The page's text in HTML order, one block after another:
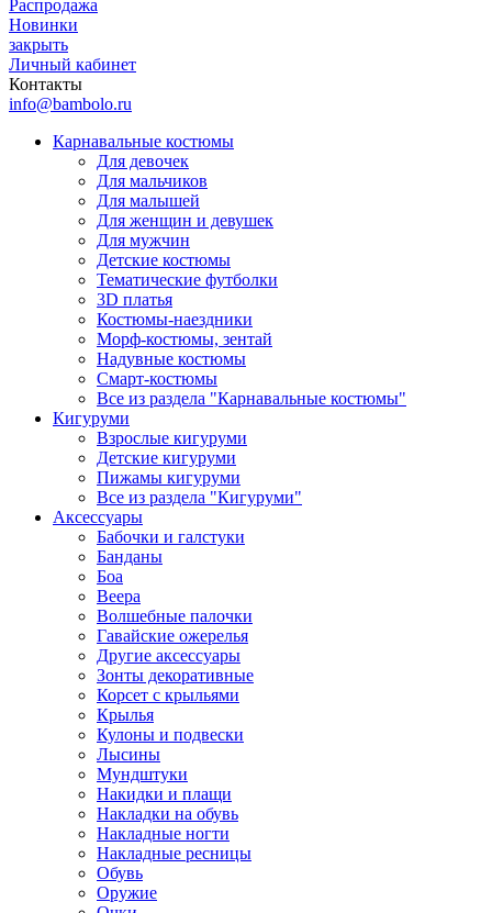
Распродажа
Новинки
закрыть
Личный кабинет
Контакты
info@bambolo.ru
Карнавальные костюмы
Для девочек
Для мальчиков
Для малышей
Для женщин и девушек
Для мужчин
Детские костюмы
Тематические футболки
3D платья
Костюмы-наездники
Морф-костюмы, зентай
Надувные костюмы
Смарт-костюмы
Все из раздела "Карнавальные костюмы"
Кигуруми
Взрослые кигуруми
Детские кигуруми
Пижамы кигуруми
Все из раздела "Кигуруми"
Аксессуары
Бабочки и галстуки
Банданы
Боа
Веера
Волшебные палочки
Гавайские ожерелья
Другие аксессуары
Зонты декоративные
Корсет с крыльями
Крылья
Кулоны и подвески
Лысины
Мундштуки
Накидки и плащи
Накладки на обувь
Накладные ногти
Накладные ресницы
Обувь
Оружие